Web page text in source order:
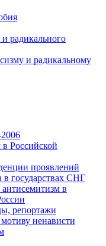
радикального
и радикальному
Российской
проявлений
в государствах СНГ
в
репортажи
ненависти